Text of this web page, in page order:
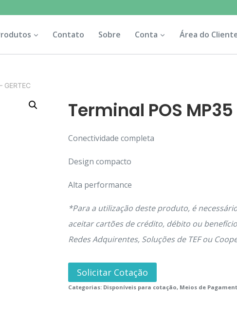
Contato Sobre Conta Área do
GERTEC
Terminal POS MP35
Conectividade completa
Design compacto
Alta performance
*Para a utilização deste produto, é
aceitar cartões de crédito, débito ou
Redes Adquirentes, Soluções de TEF ou
Solicitar Cotação
Categorias: Disponíveis para cotação, Meios de